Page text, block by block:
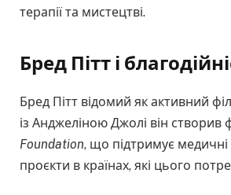
терапії та мистецтві.
Бред Пітт і
Бред Пітт відомий як активний
із Анджеліною Джолі він створив
Foundation, що підтримує медичні
проєкти в країнах, які цього